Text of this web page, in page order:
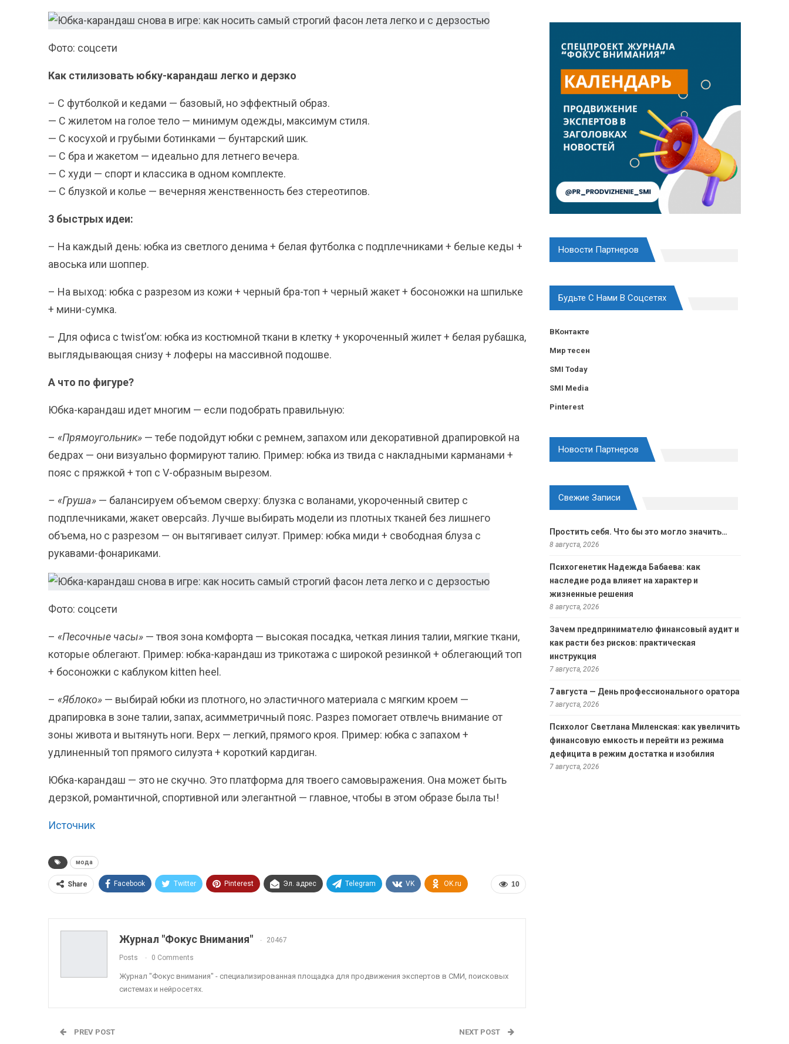
Фото: соцсети
Как стилизовать юбку-карандаш легко и дерзко
– С футболкой и кедами — базовый, но эффектный образ.
— С жилетом на голое тело — минимум одежды, максимум стиля.
— С косухой и грубыми ботинками — бунтарский шик.
— С бра и жакетом — идеально для летнего вечера.
— С худи — спорт и классика в одном комплекте.
— С блузкой и колье — вечерняя женственность без стереотипов.
3 быстрых идеи:
– На каждый день: юбка из светлого денима + белая футболка с подплечниками + белые кеды +
авоська или шоппер.
– На выход: юбка с разрезом из кожи + черный бра-топ + черный жакет + босоножки на шпильке
+ мини-сумка.
– Для офиса с twist’ом: юбка из костюмной ткани в клетку + укороченный жилет + белая рубашка,
выглядывающая снизу + лоферы на массивной подошве.
А что по фигуре?
Юбка-карандаш идет многим — если подобрать правильную:
– «Прямоугольник» — тебе подойдут юбки с ремнем, запахом или декоративной драпировкой на
бедрах — они визуально формируют талию. Пример: юбка из твида с накладными карманами +
пояс с пряжкой + топ с V-образным вырезом.
– «Груша» — балансируем объемом сверху: блузка с воланами, укороченный свитер с
подплечниками, жакет оверсайз. Лучше выбирать модели из плотных тканей без лишнего
объема, но с разрезом — он вытягивает силуэт. Пример: юбка миди + свободная блуза с
рукавами-фонариками.
Фото: соцсети
– «Песочные часы» — твоя зона комфорта — высокая посадка, четкая линия талии, мягкие ткани,
которые облегают. Пример: юбка-карандаш из трикотажа с широкой резинкой + облегающий топ
+ босоножки с каблуком kitten heel.
– «Яблоко» — выбирай юбки из плотного, но эластичного материала с мягким кроем —
драпировка в зоне талии, запах, асимметричный пояс. Разрез помогает отвлечь внимание от
зоны живота и вытянуть ноги. Верх — легкий, прямого кроя. Пример: юбка с запахом +
удлиненный топ прямого силуэта + короткий кардиган.
Юбка-карандаш — это не скучно. Это платформа для твоего самовыражения. Она может быть
дерзкой, романтичной, спортивной или элегантной — главное, чтобы в этом образе была ты!
Источник
мода
10
Share Facebook Twitter Pinterest Эл. адрес Telegram VK OK.ru
Журнал "Фокус Внимания" 20467
Posts 0 Comments
Журнал "Фокус внимания" - специализированная площадка для продвижения экспертов в СМИ, поисковых
системах и нейросетях.
PREV POST NEXT POST
Новости Партнеров
Будьте С Нами В Соцсетях
ВКонтакте
Мир тесен
SMI Today
SMI Media
Pinterest
Новости Партнеров
Свежие Записи
Простить себя. Что бы это могло значить…
8 августа, 2026
Психогенетик Надежда Бабаева: как
наследие рода влияет на характер и
жизненные решения
8 августа, 2026
Зачем предпринимателю финансовый аудит и
как расти без рисков: практическая
инструкция
7 августа, 2026
7 августа — День профессионального оратора
7 августа, 2026
Психолог Светлана Миленская: как увеличить
финансовую емкость и перейти из режима
дефицита в режим достатка и изобилия
7 августа, 2026